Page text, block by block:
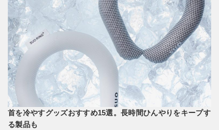
首を冷やすグッズおすすめ15選。長時間ひんやりをキープす
る製品も